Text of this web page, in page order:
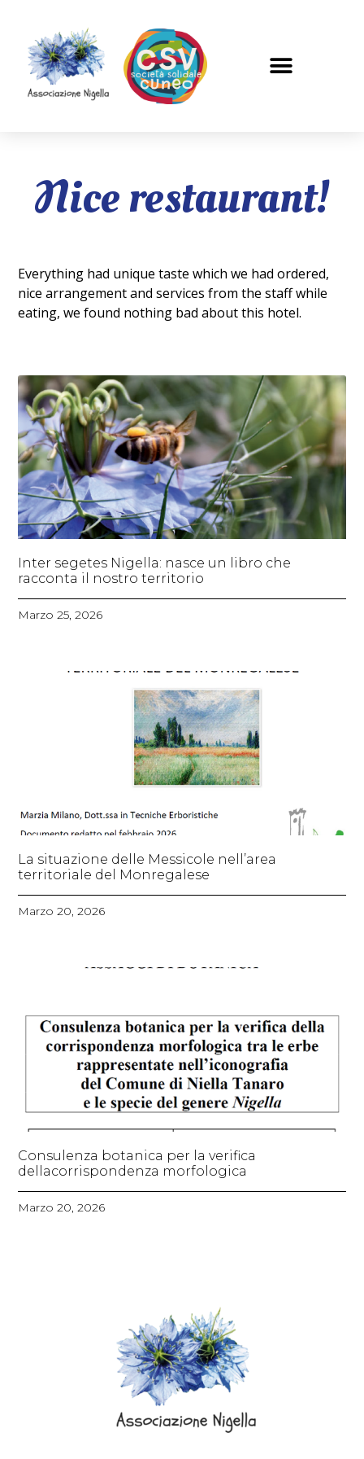
Nice restaurant!
Everything had unique taste which we had ordered,
nice arrangement and services from the staff while
eating, we found nothing bad about this hotel.
Inter segetes Nigella: nasce un libro che
racconta il nostro territorio
Marzo 25, 2026
La situazione delle Messicole nell’area
territoriale del Monregalese
Marzo 20, 2026
Consulenza botanica per la verifica
dellacorrispondenza morfologica
Marzo 20, 2026